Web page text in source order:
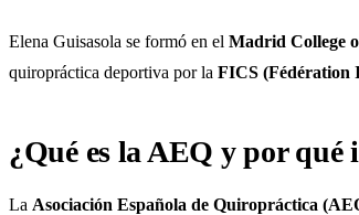
Elena Guisasola se formó en el Madrid College
quiropráctica deportiva por la FICS (Fédération
¿Qué es la AEQ y por qué
La Asociación Española de Quiropráctica